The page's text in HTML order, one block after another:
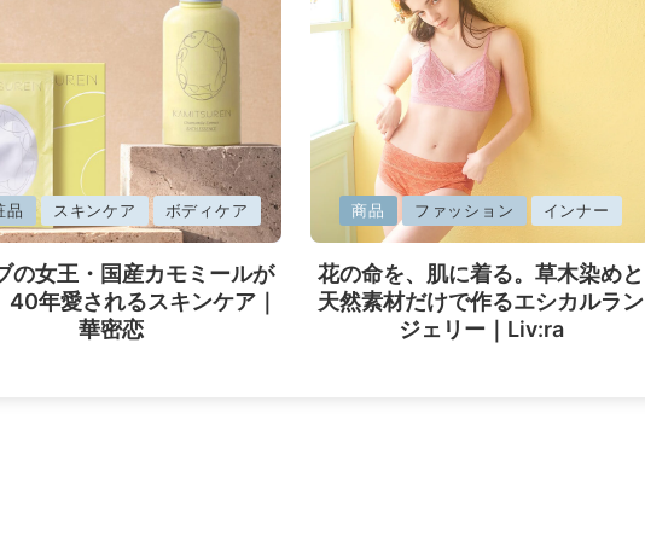
品 スキンケア ボディケア
の女王・国産カモミールが
40年愛されるスキンケア｜
華密恋
掲
載
済
商品 ファッション インナー
花の命を、肌に着る。草木染めと
天然素材だけで作るエシカルラン
ジェリー｜Liv:ra